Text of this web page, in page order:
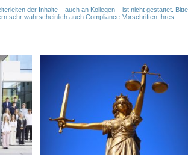
der Inhalte – auch an Kollegen – ist nicht gestattet. Bitte
sehr wahrscheinlich auch Compliance-Vorschriften Ihres